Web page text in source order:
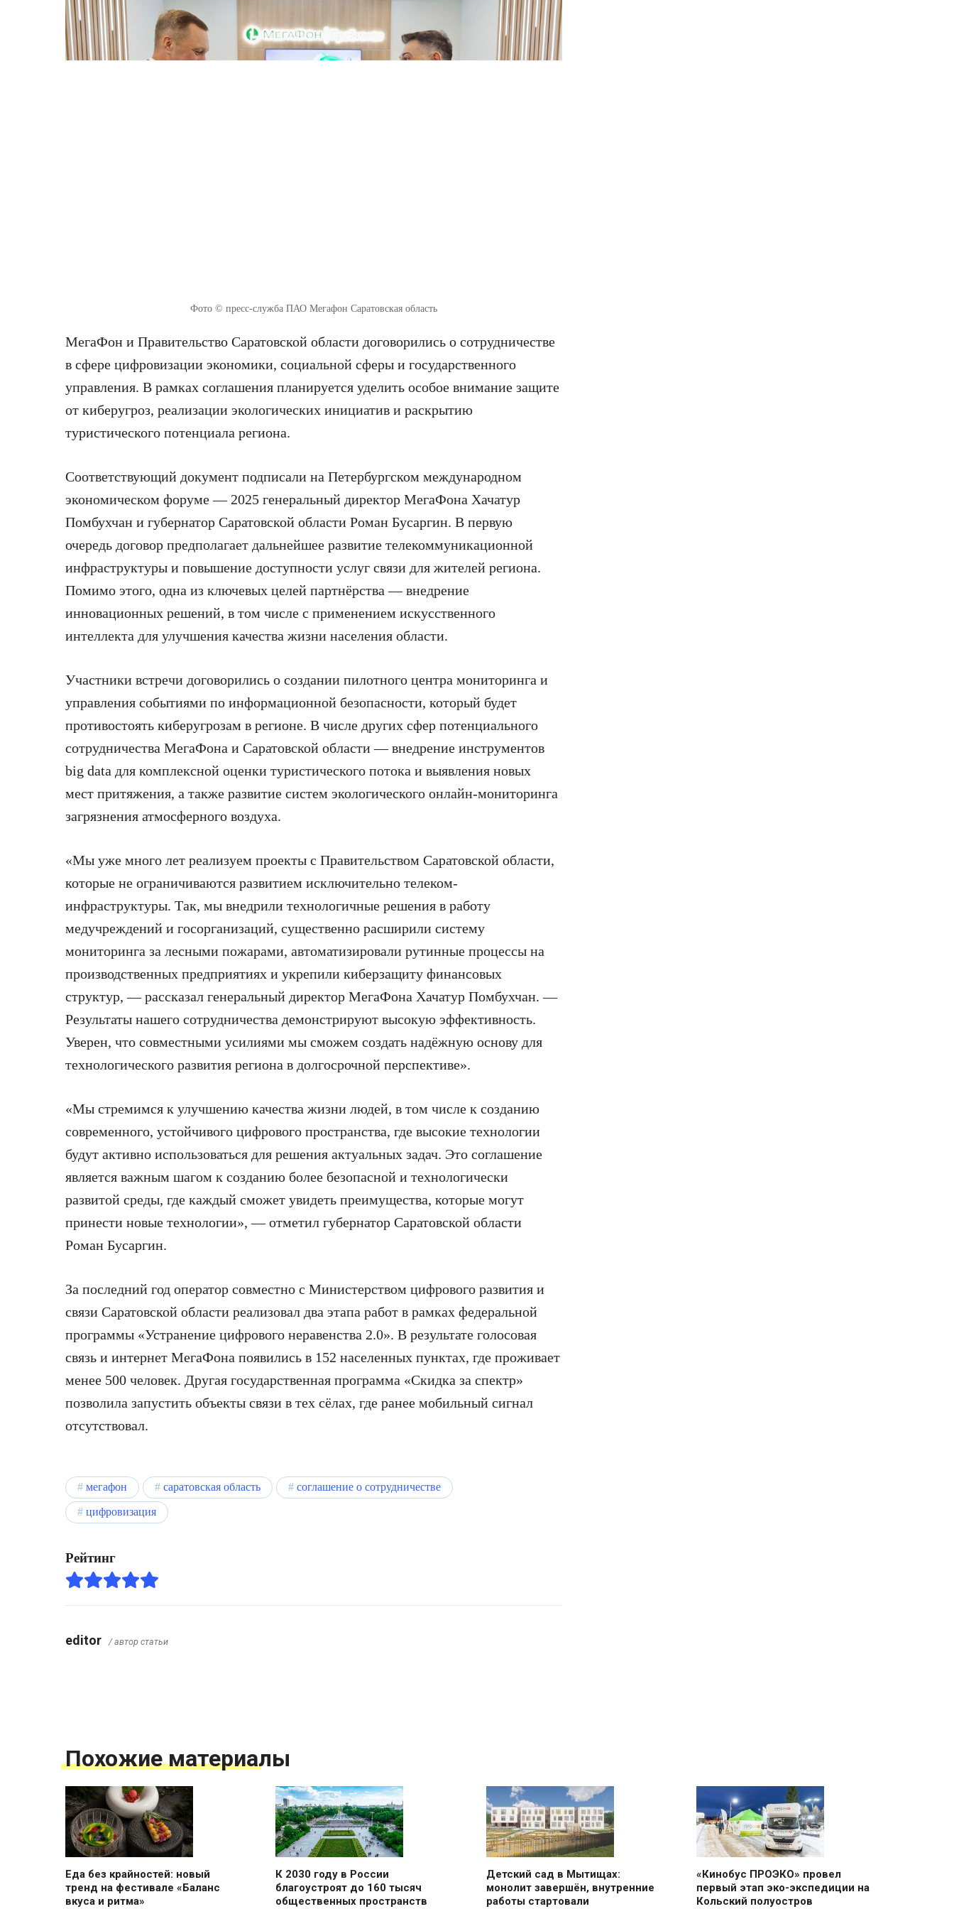
Фото © пресс-служба ПАО Мегафон Саратовская область
МегаФон и Правительство Саратовской области договорились о сотрудничестве
в сфере цифровизации экономики, социальной сферы и государственного
управления. В рамках соглашения планируется уделить особое внимание защите
от киберугроз, реализации экологических инициатив и раскрытию
туристического потенциала региона.
Соответствующий документ подписали на Петербургском международном
экономическом форуме — 2025 генеральный директор МегаФона Хачатур
Помбухчан и губернатор Саратовской области Роман Бусаргин. В первую
очередь договор предполагает дальнейшее развитие телекоммуникационной
инфраструктуры и повышение доступности услуг связи для жителей региона.
Помимо этого, одна из ключевых целей партнёрства — внедрение
инновационных решений, в том числе с применением искусственного
интеллекта для улучшения качества жизни населения области.
Участники встречи договорились о создании пилотного центра мониторинга и
управления событиями по информационной безопасности, который будет
противостоять киберугрозам в регионе. В числе других сфер потенциального
сотрудничества МегаФона и Саратовской области — внедрение инструментов
big data для комплексной оценки туристического потока и выявления новых
мест притяжения, а также развитие систем экологического онлайн‑мониторинга
загрязнения атмосферного воздуха.
«Мы уже много лет реализуем проекты с Правительством Саратовской области,
которые не ограничиваются развитием исключительно телеком-
инфраструктуры. Так, мы внедрили технологичные решения в работу
медучреждений и госорганизаций, существенно расширили систему
мониторинга за лесными пожарами, автоматизировали рутинные процессы на
производственных предприятиях и укрепили киберзащиту финансовых
структур, — рассказал генеральный директор МегаФона Хачатур Помбухчан. —
Результаты нашего сотрудничества демонстрируют высокую эффективность.
Уверен, что совместными усилиями мы сможем создать надёжную основу для
технологического развития региона в долгосрочной перспективе».
«Мы стремимся к улучшению качества жизни людей, в том числе к созданию
современного, устойчивого цифрового пространства, где высокие технологии
будут активно использоваться для решения актуальных задач. Это соглашение
является важным шагом к созданию более безопасной и технологически
развитой среды, где каждый сможет увидеть преимущества, которые могут
принести новые технологии», — отметил губернатор Саратовской области
Роман Бусаргин.
За последний год оператор совместно с Министерством цифрового развития и
связи Саратовской области реализовал два этапа работ в рамках федеральной
программы «Устранение цифрового неравенства 2.0». В результате голосовая
связь и интернет МегаФона появились в 152 населенных пунктах, где проживает
менее 500 человек. Другая государственная программа «Скидка за спектр»
позволила запустить объекты связи в тех сёлах, где ранее мобильный сигнал
отсутствовал.
мегафон саратовская область
соглашение о сотрудничестве
цифровизация
Рейтинг
editor / автор статьи
Похожие материалы
Еда без крайностей: новый
тренд на фестивале «Баланс
вкуса и ритма»
К 2030 году в России
благоустроят до 160 тысяч
общественных пространств
Детский сад в Мытищах:
монолит завершён, внутренние
работы стартовали
«Кинобус ПРОЭКО» провел
первый этап эко-экспедиции на
Кольский полуостров